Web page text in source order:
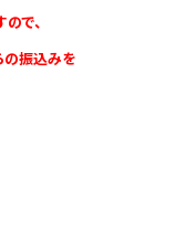
で、
の振込みを